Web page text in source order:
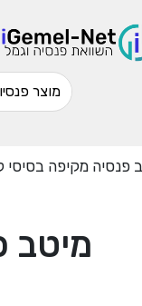
פנסיה מקיפה בסיסי
מיטב